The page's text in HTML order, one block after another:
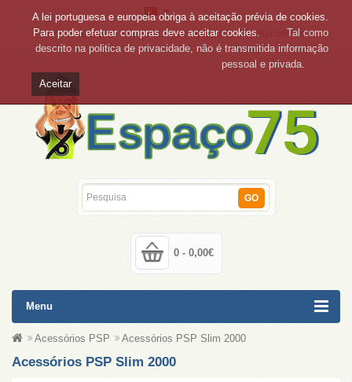
Conta de cliente Lista de desejos (0) Concluir pedido
GO
0 - 0,00€
Menu
Acessórios PSP Acessórios PSP Slim 2000
Acessórios PSP Slim 2000
A lei portuguesa e europeia obriga à aceitação prévia de cookies.
Para poder efetuar compras deve aceitar cookies.
Tal como
descrito na politica de privacidade, não é transmitida informação
pessoal e privada.
Aceitar